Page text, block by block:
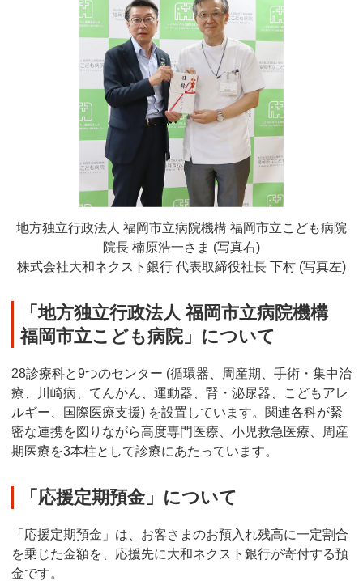
地方独立行政法人 福岡市立病院機構 福岡市立こども病院
院長 楠原浩一さま (写真右)
株式会社大和ネクスト銀行 代表取締役社長 下村 (写真左)
「地方独立行政法人 福岡市立病院機構
福岡市立こども病院」について
28診療科と9つのセンター (循環器、周産期、手術・集中治
療、川崎病、てんかん、運動器、腎・泌尿器、こどもアレ
ルギー、国際医療支援) を設置しています。関連各科が緊
密な連携を図りながら高度専門医療、小児救急医療、周産
期医療を3本柱として診療にあたっています。
「応援定期預金」について
「応援定期預金」は、お客さまのお預入れ残高に一定割合
を乗じた金額を、応援先に大和ネクスト銀行が寄付する預
金です。